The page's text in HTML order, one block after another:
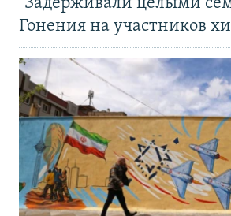
"Задерживали целыми
Гонения на участников